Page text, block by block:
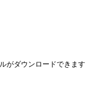
がダウンロードできます